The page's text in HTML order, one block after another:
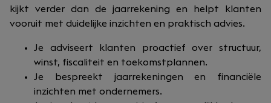
kijkt verder dan de jaarrekening en helpt klanten
vooruit met duidelijke inzichten en praktisch advies.
Je adviseert klanten proactief over structuur,
winst, fiscaliteit en toekomstplannen.
Je bespreekt jaarrekeningen en financiële
inzichten met ondernemers.